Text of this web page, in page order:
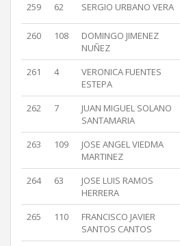
259 62 SERGIO URBANO VERA
260 108
DOMINGO JIMENEZ
NUÑEZ
261 4
VERONICA FUENTES
ESTEPA
262 7
JUAN MIGUEL SOLANO
SANTAMARIA
263 109
JOSE ANGEL VIEDMA
MARTINEZ
264 63
JOSE LUIS RAMOS
HERRERA
265 110
FRANCISCO JAVIER
SANTOS CANTOS